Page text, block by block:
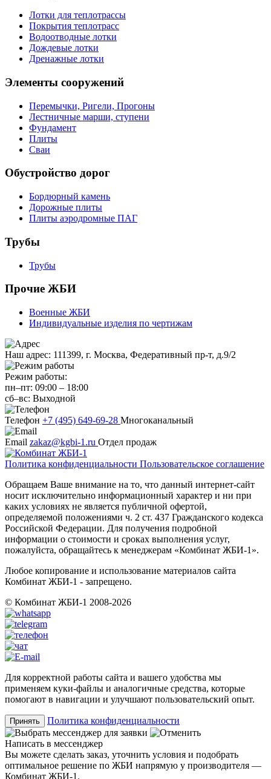
Лотки для теплотрассы
Покрытия теплотрасс
Водоотводные лотки
Дождевые лотки
Дренажные лотки
Элементы сооружений
Перемычки, Ригели, Прогоны
Лестничные марши, ступени
Фундамент
Плиты
Сваи
Обустройство дорог
Бордюрный камень
Дорожные плиты
Плиты аэродромные ПАГ
Трубы
Трубы
Прочие ЖБИ
Военные ЖБИ
Индивидуальные изделия по чертижам
Наш адрес: 111399, г. Москва, Федеративный пр-т, д.9/2
Режим работы:
пн–пт: 09:00 – 18:00
сб–вс: Выходной
Телефон +7 (495) 649-69-28 Многоканальный
Email zakaz@kgbi-1.ru Отдел продаж
Политика конфиденциальности Пользовательское соглашение
Обращаем Ваше внимание на то, что данный интернет-сайт
носит исключительно информационный характер и ни при
каких условиях не является публичной офертой,
определяемой положениями ч. 2 ст. 437 Гражданского кодекса
Российской Федерации. Для получения подробной
информации о стоимости и сроках выполнения услуг,
пожалуйста, обращайтесь к менеджерам «Комбинат ЖБИ-1».
Любое копирование и использование материалов сайта
Комбинат ЖБИ-1 - запрещено.
© Комбинат ЖБИ-1 2008-2026
Для корректной работы сайта и вашего удобства мы
применяем куки-файлы и аналогичные средства, которые
помогают в навигации и улучшают пользовательский опыт.
Принять Политика конфиденциальности
Написать в мессенджер
Вы можете сделать заказ, уточнить условия и подобрать
оптимальное решение по ЖБИ напрямую у производителя —
Комбинат ЖБИ-1.